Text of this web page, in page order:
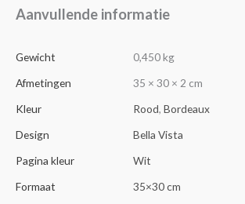
Aanvullende informatie
Gewicht
0,450 kg
Afmetingen
35 × 30 × 2 cm
Kleur
Rood, Bordeaux
Design
Bella Vista
Pagina kleur
Wit
Formaat
35×30 cm